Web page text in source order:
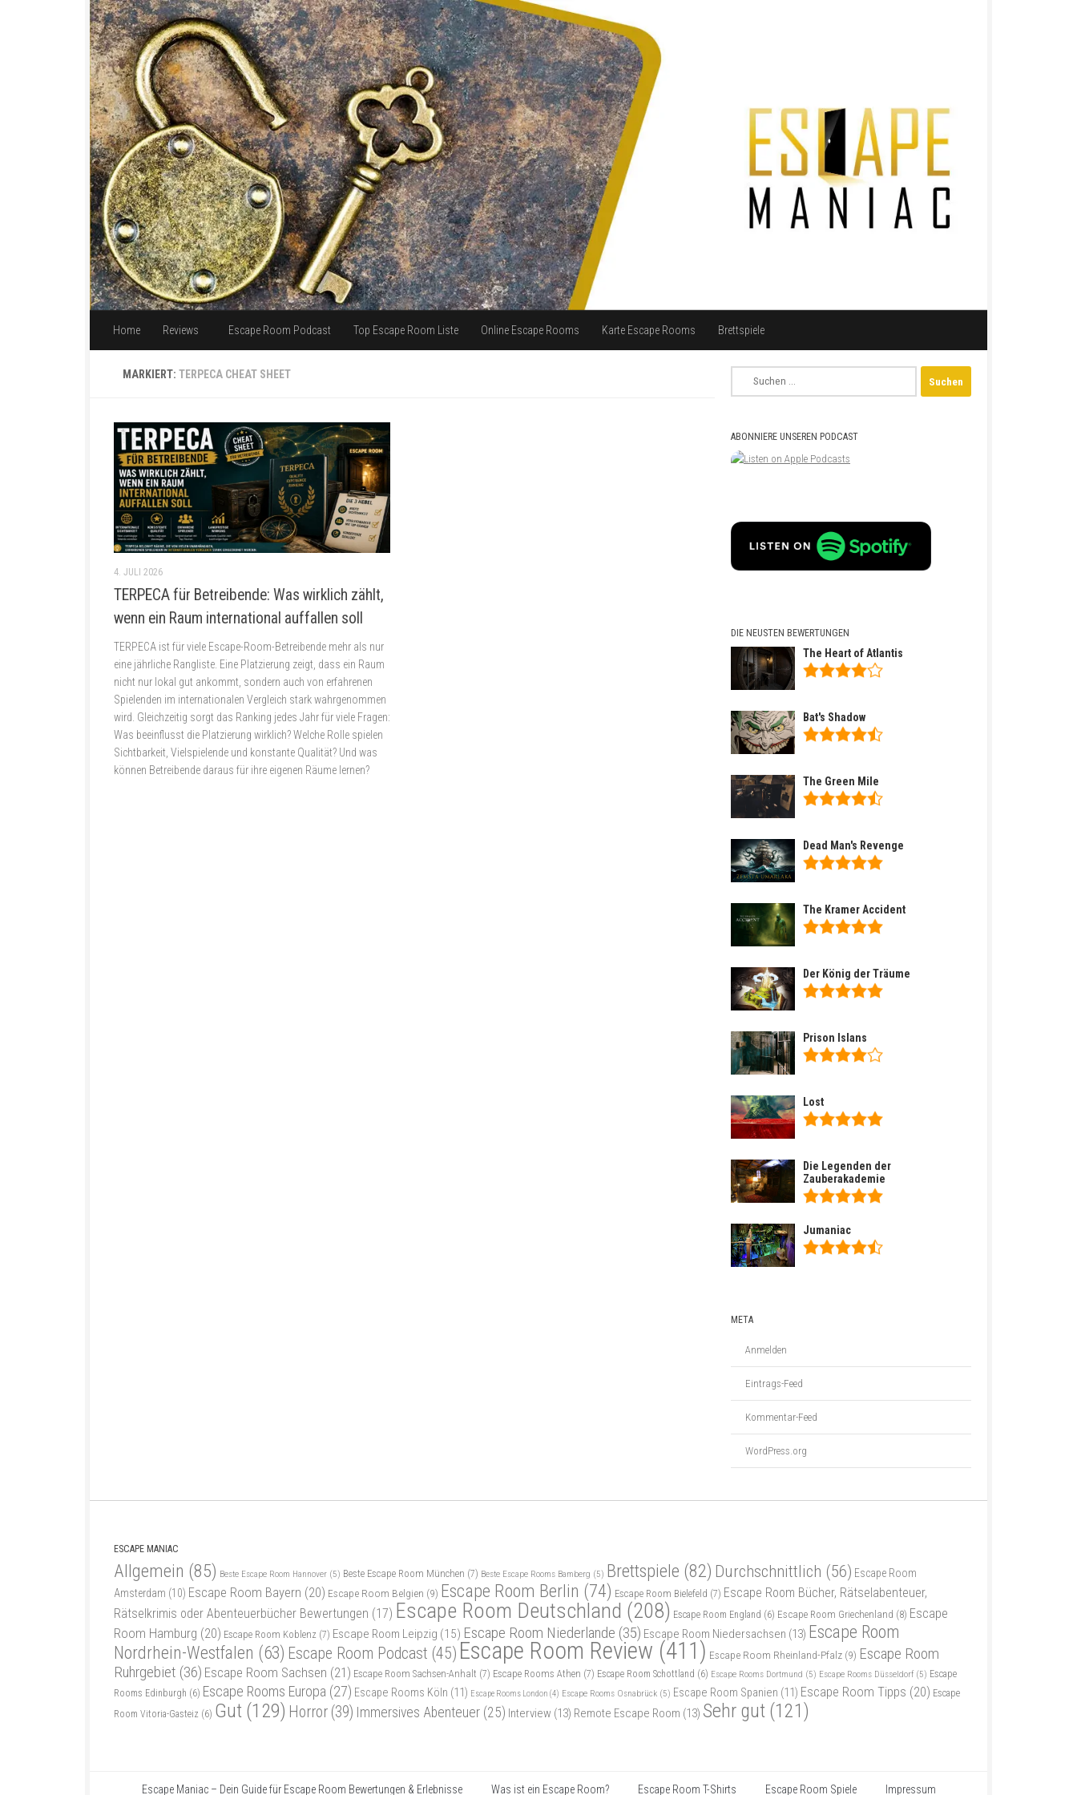
Unter dem Inhalt
Home Reviews Escape Room Podcast Top Escape Room Liste Online Escape Rooms Karte Escape Rooms Brettspiele
MARKIERT: TERPECA CHEAT SHEET
4. JULI 2026
TERPECA für Betreibende: Was wirklich zählt,
wenn ein Raum international auffallen soll
TERPECA ist für viele Escape-Room-Betreibende mehr als nur
eine jährliche Rangliste. Eine Platzierung zeigt, dass ein Raum
nicht nur lokal gut ankommt, sondern auch von erfahrenen
Spielenden im internationalen Vergleich stark wahrgenommen
wird. Gleichzeitig sorgt das Ranking jedes Jahr für viele Fragen:
Was beeinflusst die Platzierung wirklich? Welche Rolle spielen
Sichtbarkeit, Vielspielende und konstante Qualität? Und was
können Betreibende daraus für ihre eigenen Räume lernen?
ABONNIERE UNSEREN PODCAST
DIE NEUSTEN BEWERTUNGEN
The Heart of Atlantis
Bat's Shadow
The Green Mile
Dead Man's Revenge
The Kramer Accident
Der König der Träume
Prison Islans
Lost
Die Legenden der
Zauberakademie
Jumaniac
META
Anmelden
Eintrags-Feed
Kommentar-Feed
WordPress.org
ESCAPE MANIAC
Allgemein (85) Beste Escape Room Hannover (5) Beste Escape Room München (7) Beste Escape Rooms Bamberg (5) Brettspiele (82) Durchschnittlich (56) Escape Room
Amsterdam (10) Escape Room Bayern (20) Escape Room Belgien (9) Escape Room Berlin (74) Escape Room Bielefeld (7) Escape Room Bücher, Rätselabenteuer,
Rätselkrimis oder Abenteuerbücher Bewertungen (17) Escape Room Deutschland (208) Escape Room England (6) Escape Room Griechenland (8) Escape
Room Hamburg (20) Escape Room Koblenz (7) Escape Room Leipzig (15) Escape Room Niederlande (35) Escape Room Niedersachsen (13) Escape Room
Nordrhein-Westfalen (63) Escape Room Podcast (45) Escape Room Review (411) Escape Room Rheinland-Pfalz (9) Escape Room
Ruhrgebiet (36) Escape Room Sachsen (21) Escape Room Sachsen-Anhalt (7) Escape Rooms Athen (7) Escape Room Schottland (6) Escape Rooms Dortmund (5) Escape Rooms Düsseldorf (5) Escape
Rooms Edinburgh (6) Escape Rooms Europa (27) Escape Rooms Köln (11) Escape Rooms London (4) Escape Rooms Osnabrück (5) Escape Room Spanien (11) Escape Room Tipps (20) Escape
Room Vitoria-Gasteiz (6) Gut (129) Horror (39) Immersives Abenteuer (25) Interview (13) Remote Escape Room (13) Sehr gut (121)
Escape Maniac – Dein Guide für Escape Room Bewertungen & Erlebnisse Was ist ein Escape Room? Escape Room T-Shirts Escape Room Spiele Impressum